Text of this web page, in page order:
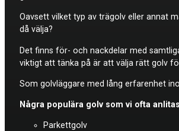
Oavsett vilket typ av trägolv eller annat
då välja?
Det finns för- och nackdelar med
viktigt att tänka på är att välja rätt golv
Som golvläggare med lång erfarenhet
Några populära golv som vi ofta
Parkettgolv